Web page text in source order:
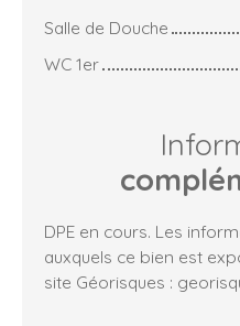
Salle de Douche
WC 1er
DPE en cours. Les
auxquels ce bien est
site Géorisques :